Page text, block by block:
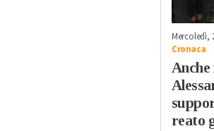
Mercoledì,
Cronaca
reato